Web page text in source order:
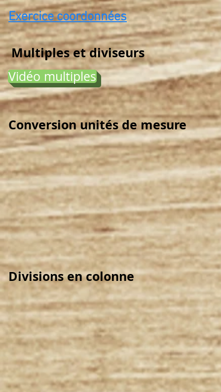
Exercice coordonnées
Multiples et diviseurs
Vidéo multiples
Conversion unités de mesure
Divisions en colonne